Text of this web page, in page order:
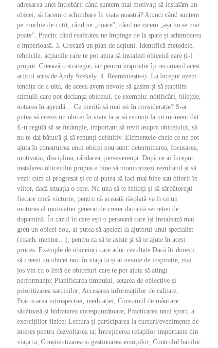
adresarea unei întrebări: când suntem mai motivați să instalăm un
obicei, să facem o schimbare în viața noastră? Atunci când suntem
pe muchie de cuțit, când ne „doare”, când ne zicem „așa nu se mai
poate”. Practic când realitatea ne împinge de la spate și schimbarea
e imperioasă. 3. Creează un plan de acțiuni. Identifică metodele,
tehnicile, acțiunile care te pot ajuta să instalezi obiceiul care ți-l
propui. Creează o strategie, iar pentru inspirație îți recomand acest
articol scris de Andy Szekely. 4. Reamintește-ți. La început avem
tendița de a uita, de aceea avem nevoie să gasim și să stabilim
stimulii care pot declanșa obiceiul, de exemplu: notificări, bilețele,
notarea în agendă… Ce merită să mai iei în considerație? S-ar
putea să creezi un obicei în viața ta și să renunți la un moment dat.
E-n regulă să se întâmple, important să revii asupra obiceiului, să
nu te dai bătut/ă și să renunți definitiv. Elementele-cheie ce ne pot
ajuta în construirea unui obicei nou sunt: determinarea, focusarea,
motivația, disciplina, răbdarea, perseverența. După ce ai început
instalarea obiceiului propus e bine să monitorizezi rezultatul și să
vezi: cum ai progresat și ce ai putea să faci mai bine sau diferit în
viitor, dacă situația o cere. Nu uita să te feliciți și să sărbătorești
fiecare mică victorie, pentru că această răsplată va fi ca un
motoraș al motivației generat de creier datorită secreției de
dopamină. În cazul în care ești o persoană care își instalează mai
greu un obicei nou, ai putea să apelezi la ajutorul unui specialist
(coach, mentor…), pentru ca să te asiste și să te ajute în acest
proces. Exemple de obiceiuri care aduc rezultate Dacă îți dorești
să creezi un obicei nou în viața ta și ai nevoie de inspirație, mai
jos vin cu o listă de obiceiuri care te pot ajuta să atingi
performanțe: Planificarea timpului, setarea de obiective și
prioritizarea sarcinilor; Accesarea informațiilor de calitate;
Practicarea introspecției, meditației; Consumul de mâncare
sănătoasă și hidratarea corespunzătoare; Practicarea unui sport, a
exercițiilor fizice; Lectura și participarea la cursuri/evenimente de
interes pentru dezvoltarea ta; Întreținerea relațiilor importante din
viața ta; Conștientizarea și gestionarea emoțiilor; Controlul banilor